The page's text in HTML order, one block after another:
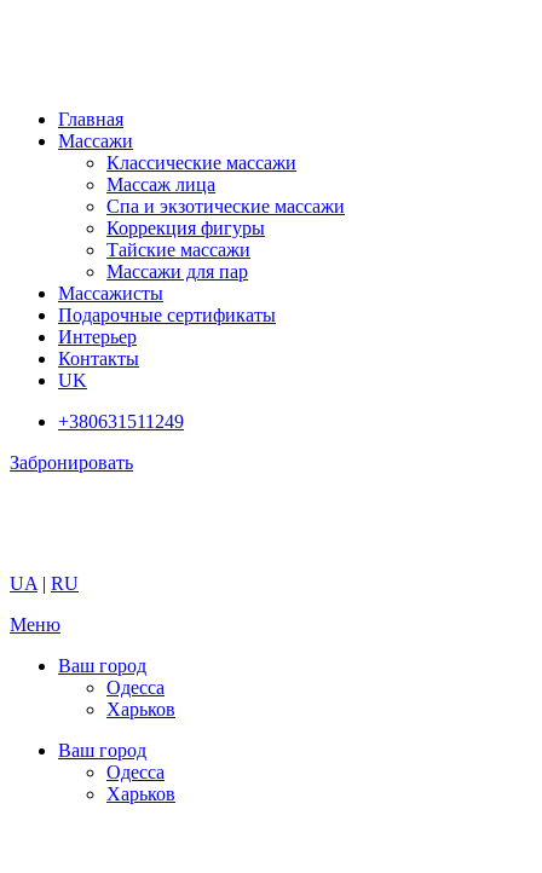
Главная
Массажи
Классические массажи
Массаж лица
Спа и экзотические массажи
Коррекция фигуры
Тайские массажи
Массажи для пар
Массажисты
Подарочные сертификаты
Интерьер
Контакты
UK
+380631511249
Забронировать
UA | RU
Меню
Ваш город
Одесса
Харьков
Ваш город
Одесса
Харьков